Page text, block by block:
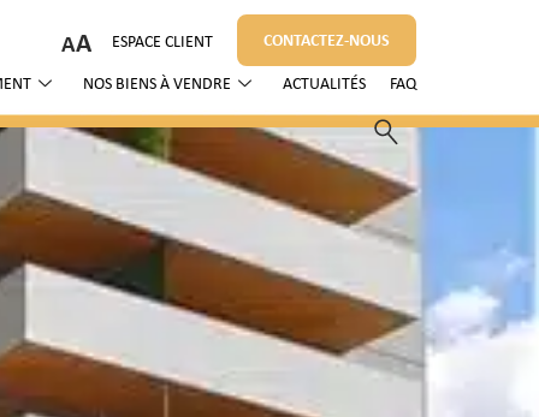
ESPACE CLIENT CONTACTEZ-NOUS
NOS BIENS À VENDRE ACTUALITÉS FAQ
A